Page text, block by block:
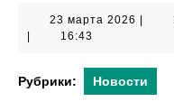
23 марта 2026 23
16:43
Рубрики: Новости